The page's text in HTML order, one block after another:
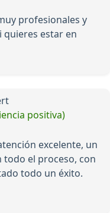
profesionales y
quieres estar en
positiva)
excelente, un
el proceso, con
todo un éxito.